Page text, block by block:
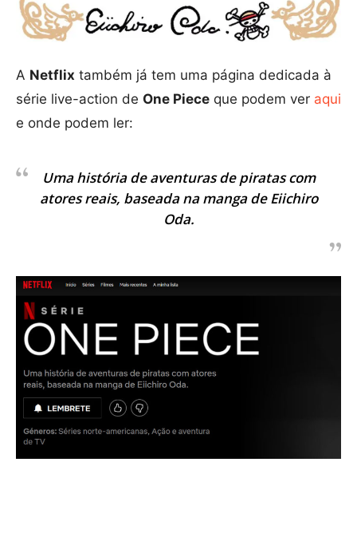
A Netflix também já tem uma página dedicada à
série live-action de One Piece que podem ver aqui
e onde podem ler:
Uma história de aventuras de piratas com
atores reais, baseada na manga de Eiichiro
Oda.